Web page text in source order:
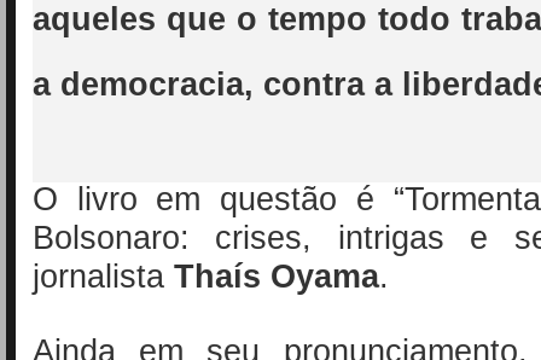
aqueles que o tempo todo
a democracia, contra a
O livro em questão é
Bolsonaro: crises, intrigas e
jornalista Thaís Oyama.
Ainda em seu